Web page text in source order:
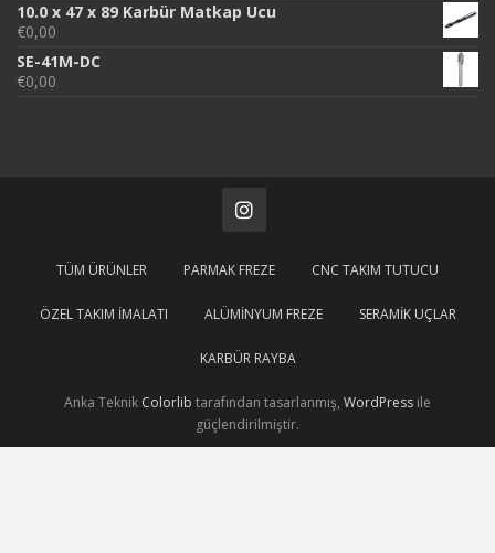
10.0 x 47 x 89 Karbür Matkap Ucu
€0,00
SE-41M-DC
€0,00
TÜM ÜRÜNLER PARMAK FREZE CNC TAKIM TUTUCU
ÖZEL TAKIM İMALATI ALÜMINYUM FREZE SERAMIK UÇLAR
KARBÜR RAYBA
Anka Teknik Colorlib tarafından tasarlanmış, WordPress ile
güçlendirilmiştir.